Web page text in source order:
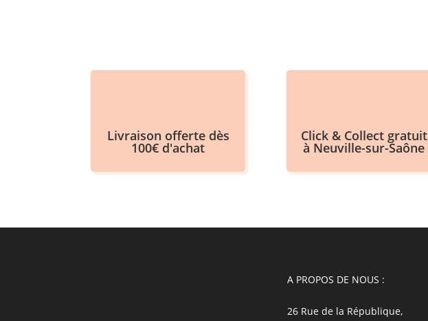
Livraison offerte dès
100€ d'achat
Click & Collect gratuit
à Neuville-sur-Saône
A PROPOS DE NOUS :
26 Rue de la République,